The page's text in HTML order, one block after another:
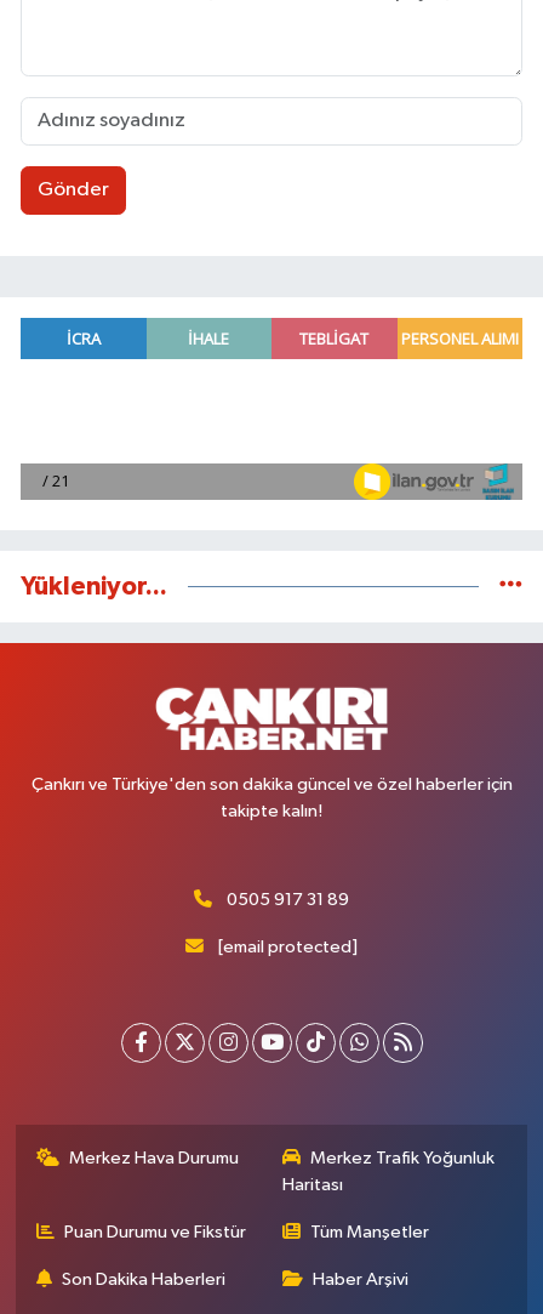
Gönder
Yükleniyor...
Çankırı ve Türkiye'den son dakika güncel ve özel haberler için
takipte kalın!
0505 917 31 89
[email protected]
Merkez Hava Durumu
Merkez Trafik Yoğunluk
Haritası
Puan Durumu ve Fikstür Tüm Manşetler
Son Dakika Haberleri Haber Arşivi